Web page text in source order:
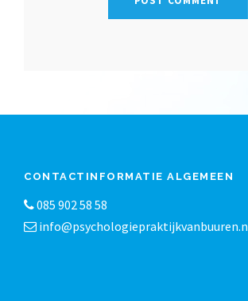
CONTACTINFORMATIE ALGEMEEN
085 902 58 58